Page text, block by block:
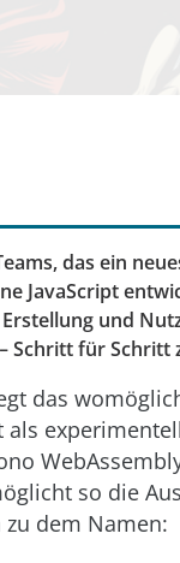
das ein
JavaScript
und
Schritt für Schritt
das
so die
dem Namen: